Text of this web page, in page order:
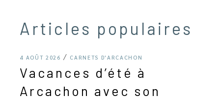
Articles populaires
4 AOÛT 2026 CARNETS D'ARCACHON
Vacances d’été à
Arcachon avec son